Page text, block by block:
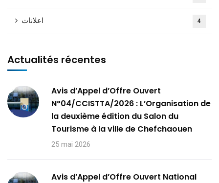
اعلانات 4
Actualités récentes
Avis d’Appel d’Offre Ouvert
N°04/CCISTTA/2026 : L’Organisation de
la deuxième édition du Salon du
Tourisme à la ville de Chefchaouen
25 mai 2026
Avis d’Appel d’Offre Ouvert National